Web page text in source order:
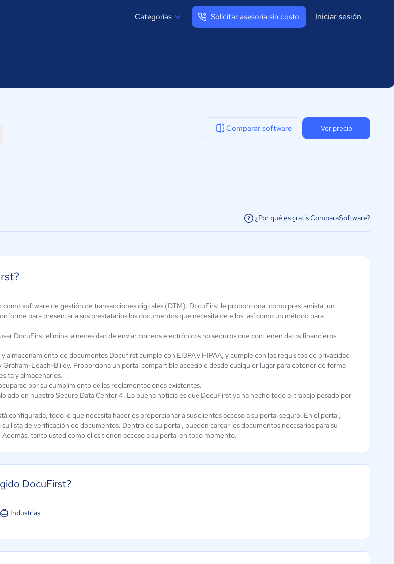
Categorías Solicitar asesoría sin costo Iniciar sesión
Comparar software Ver precio
¿Por qué es gratis ComparaSoftware?
FAD® - Firma
Autógrafa
Indigital Sign
Fast
0 / 5
como software de gestión de transacciones digitales (DTM). DocuFirst le proporciona, como prestamista, un
para presentar a sus prestatarios los documentos que necesita de ellos, así como un método para
DocuFirst elimina la necesidad de enviar correos electrónicos no seguros que contienen datos financieros
almacenamiento de documentos Docufirst cumple con EI3PA y HIPAA, y cumple con los requisitos de privacidad
Graham-Leach-Bliley. Proporciona un portal compartible accesible desde cualquier lugar para obtener de forma
y almacenarlos.
por su cumplimiento de las reglamentaciones existentes.
en nuestro Secure Data Center 4. La buena noticia es que DocuFirst ya ha hecho todo el trabajo pesado por
configurada, todo lo que necesita hacer es proporcionar a sus clientes acceso a su portal seguro. En el portal,
lista de verificación de documentos. Dentro de su portal, pueden cargar los documentos necesarios para su
tanto usted como ellos tienen acceso a su portal en todo momento.
DocuFirst?
Industrias